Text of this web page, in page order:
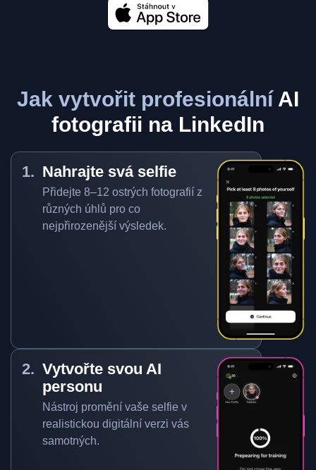
Jak vytvořit profesionálníAI
fotografii na LinkedIn
Nahrajte svá selfie
Přidejte 8–12 ostrých fotografií z
různých úhlů pro co
nejpřirozenější výsledek.
Vytvořte svou AI
personu
Nástroj promění vaše selfie v
realistickou digitální verzi vás
samotných.